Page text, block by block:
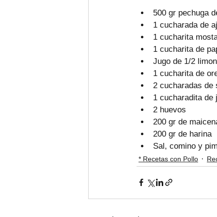
500 gr pechuga
1 cucharada de
1 cucharita
1 cucharita de
Jugo de 1/2
1 cucharita de
2 cucharadas de
1 cucharadita de
2 huevos
200 gr de
200 gr de harina
Sal, comino y
* Recetas con Pollo